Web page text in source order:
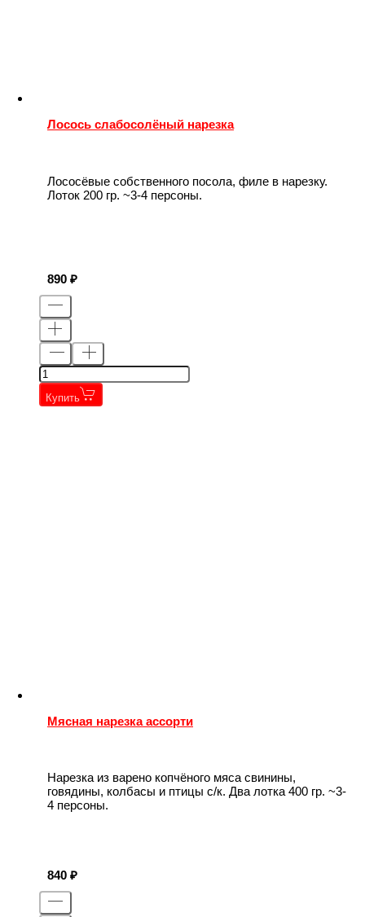
Лосось слабосолёный нарезка
Лососёвые собственного посола, филе в нарезку.
Лоток 200 гр. ~3-4 персоны.
890
Купить
Мясная нарезка ассорти
Нарезка из варено копчёного мяса свинины,
говядины, колбасы и птицы с/к. Два лотка 400 гр. ~3-
4 персоны.
840